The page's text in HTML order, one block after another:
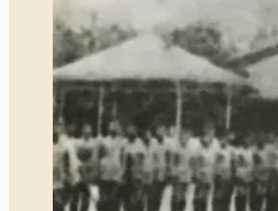
Lingga